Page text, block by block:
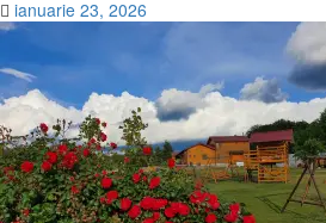
ianuarie 23, 2026